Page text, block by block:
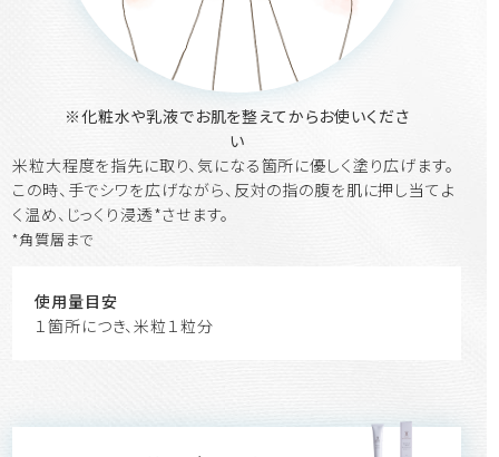
米粒大程度を指先に取り、気になる箇所に優しく塗り広げます。
この時、手でシワを広げながら、反対の指の腹を肌に押し当てよ
く温め、じっくり浸透*させます。
*角質層まで
使用量目安
１箇所につき、米粒１粒分
※化粧水や乳液でお肌を整えてからお使いくださ
い